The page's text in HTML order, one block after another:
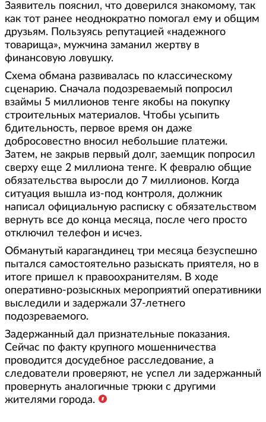
Заявитель пояснил, что доверился знакомому, так
как тот ранее неоднократно помогал ему и общим
друзьям. Пользуясь репутацией «надежного
товарища», мужчина заманил жертву в
финансовую ловушку.
Схема обмана развивалась по классическому
сценарию. Сначала подозреваемый попросил
взаймы 5 миллионов тенге якобы на покупку
строительных материалов. Чтобы усыпить
бдительность, первое время он даже
добросовестно вносил небольшие платежи.
Затем, не закрыв первый долг, заемщик попросил
сверху еще 2 миллиона тенге. К февралю общие
обязательства выросли до 7 миллионов. Когда
ситуация вышла из-под контроля, должник
написал официальную расписку с обязательством
вернуть все до конца месяца, после чего просто
отключил телефон и исчез.
Обманутый карагандинец три месяца безуспешно
пытался самостоятельно разыскать приятеля, но в
итоге пришел к правоохранителям. В ходе
оперативно-розыскных мероприятий оперативники
выследили и задержали 37-летнего
подозреваемого.
Задержанный дал признательные показания.
Сейчас по факту крупного мошенничества
проводится досудебное расследование, а
следователи проверяют, не успел ли задержанный
провернуть аналогичные трюки с другими
жителями города.